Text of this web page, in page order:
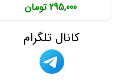
295,000 تومان
کانال تلگرام